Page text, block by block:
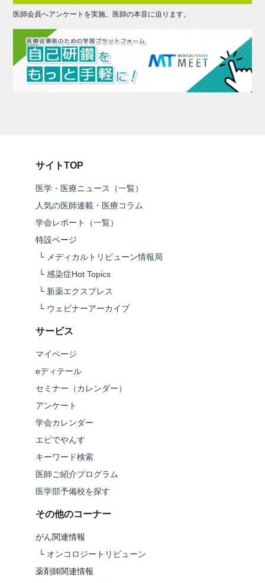
医師会員へアンケートを実施。医師の本音に迫ります。
サイトTOP
医学・医療ニュース（一覧）
人気の医師連載・医療コラム
学会レポート（一覧）
特設ページ
└ メディカルトリビューン情報局
└ 感染症Hot Topics
└ 新薬エクスプレス
└ ウェビナーアーカイブ
サービス
マイページ
eディテール
セミナー（カレンダー）
アンケート
学会カレンダー
エビでやんす
キーワード検索
医師ご紹介プログラム
医学部予備校を探す
その他のコーナー
がん関連情報
└ オンコロジートリビューン
薬剤師関連情報